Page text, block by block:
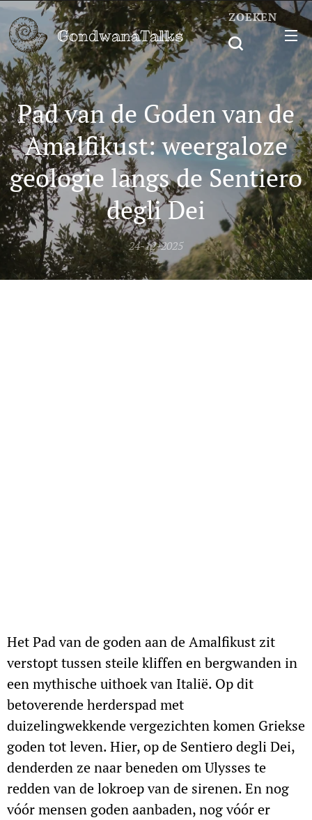
GondwanaTalks
ZOEKEN
Pad van de Goden van de
Amalfikust: weergaloze
geologie langs de Sentiero
degli Dei
24-12-2025
Het Pad van de goden aan de Amalfikust zit
verstopt tussen steile kliffen en bergwanden in
een mythische uithoek van Italië. Op dit
betoverende herderspad met
duizelingwekkende vergezichten komen Griekse
goden tot leven. Hier, op de Sentiero degli Dei,
denderden ze naar beneden om Ulysses te
redden van de lokroep van de sirenen. En nog
vóór mensen goden aanbaden, nog vóór er